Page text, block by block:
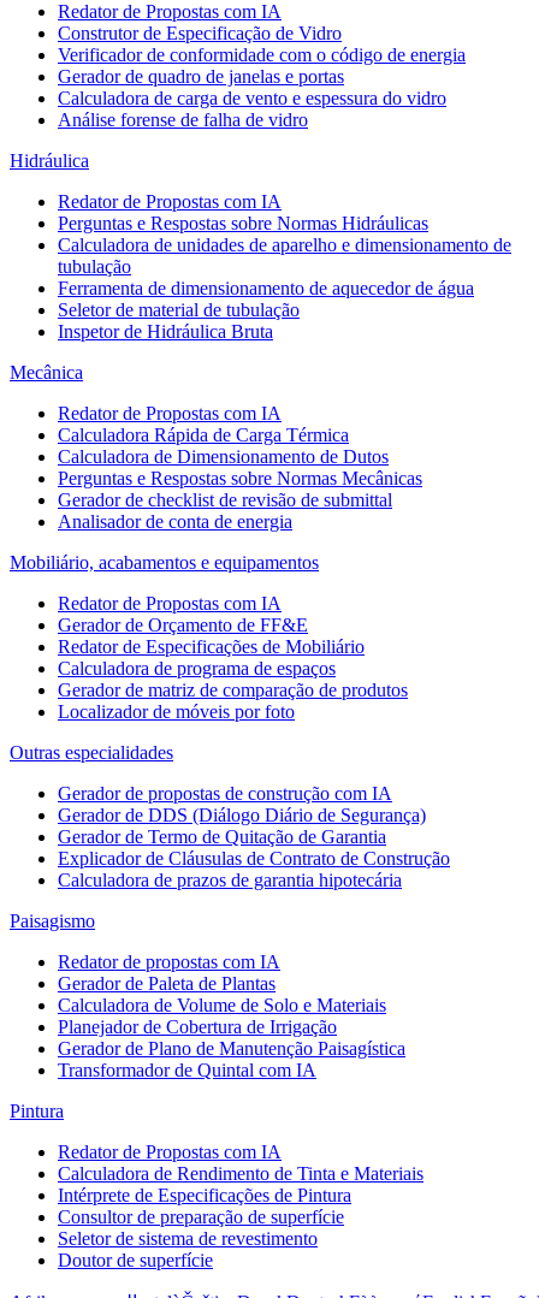
Redator de Propostas com IA
Construtor de Especificação de Vidro
Verificador de conformidade com o código de energia
Gerador de quadro de janelas e portas
Calculadora de carga de vento e espessura do vidro
Análise forense de falha de vidro
Hidráulica
Redator de Propostas com IA
Perguntas e Respostas sobre Normas Hidráulicas
Calculadora de unidades de aparelho e dimensionamento de
tubulação
Ferramenta de dimensionamento de aquecedor de água
Seletor de material de tubulação
Inspetor de Hidráulica Bruta
Mecânica
Redator de Propostas com IA
Calculadora Rápida de Carga Térmica
Calculadora de Dimensionamento de Dutos
Perguntas e Respostas sobre Normas Mecânicas
Gerador de checklist de revisão de submittal
Analisador de conta de energia
Mobiliário, acabamentos e equipamentos
Redator de Propostas com IA
Gerador de Orçamento de FF&E
Redator de Especificações de Mobiliário
Calculadora de programa de espaços
Gerador de matriz de comparação de produtos
Localizador de móveis por foto
Outras especialidades
Gerador de propostas de construção com IA
Gerador de DDS (Diálogo Diário de Segurança)
Gerador de Termo de Quitação de Garantia
Explicador de Cláusulas de Contrato de Construção
Calculadora de prazos de garantia hipotecária
Paisagismo
Redator de propostas com IA
Gerador de Paleta de Plantas
Calculadora de Volume de Solo e Materiais
Planejador de Cobertura de Irrigação
Gerador de Plano de Manutenção Paisagística
Transformador de Quintal com IA
Pintura
Redator de Propostas com IA
Calculadora de Rendimento de Tinta e Materiais
Intérprete de Especificações de Pintura
Consultor de preparação de superfície
Seletor de sistema de revestimento
Doutor de superfície